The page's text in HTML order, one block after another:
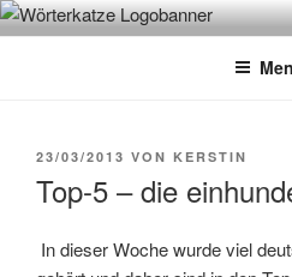
Zum
InhaltWÖRTERKATZE
Von Büchern erzählen
VERÖFFENTLICHT
23/03/2013 VON KERSTIN
Top-5 – die
In dieser Woche wurde viel